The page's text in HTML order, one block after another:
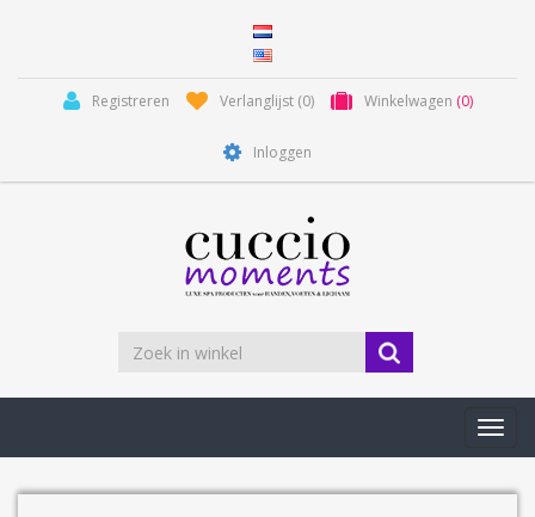
Registreren Verlanglijst (0) Winkelwagen (0)
Inloggen